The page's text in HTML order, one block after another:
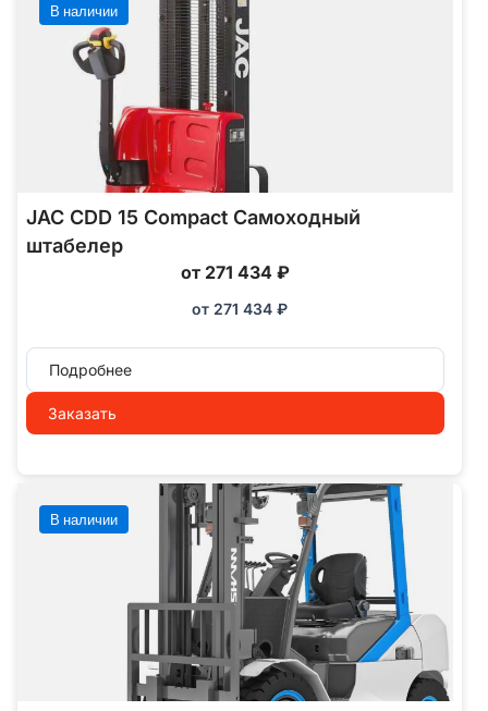
В наличии
JAC CDD 15 Compact Самоходный
штабелер
от 271 434 ₽
от 271 434 ₽
Подробнее
Заказать
В наличии